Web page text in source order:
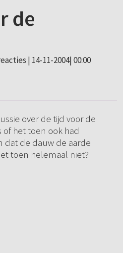
de
| 14-11-2004| 00:00
over de tijd voor de
of het toen ook had
dat de dauw de aarde
toen helemaal niet?